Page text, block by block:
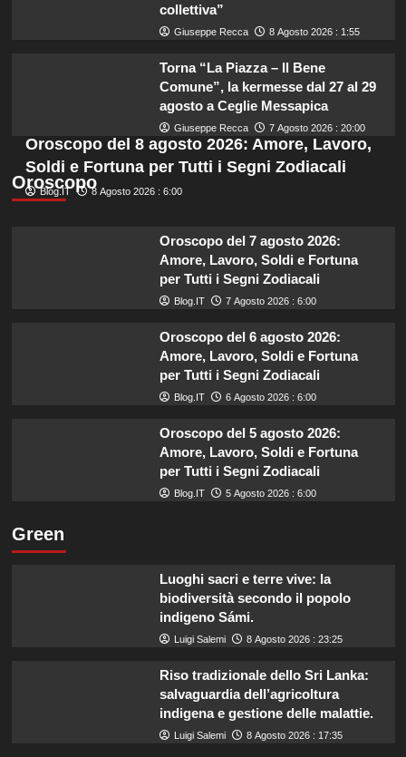
collettiva”
Giuseppe Recca 8 Agosto 2026 : 1:55
Torna “La Piazza – Il Bene
Comune”, la kermesse dal 27 al 29
agosto a Ceglie Messapica
Giuseppe Recca 7 Agosto 2026 : 20:00
Oroscopo
Oroscopo del 8 agosto 2026: Amore, Lavoro,
Soldi e Fortuna per Tutti i Segni Zodiacali
Blog.IT 8 Agosto 2026 : 6:00
Oroscopo del 7 agosto 2026:
Amore, Lavoro, Soldi e Fortuna
per Tutti i Segni Zodiacali
Blog.IT 7 Agosto 2026 : 6:00
Oroscopo del 6 agosto 2026:
Amore, Lavoro, Soldi e Fortuna
per Tutti i Segni Zodiacali
Blog.IT 6 Agosto 2026 : 6:00
Oroscopo del 5 agosto 2026:
Amore, Lavoro, Soldi e Fortuna
per Tutti i Segni Zodiacali
Blog.IT 5 Agosto 2026 : 6:00
Green
Luoghi sacri e terre vive: la
biodiversità secondo il popolo
indigeno Sámi.
Luigi Salemi 8 Agosto 2026 : 23:25
Riso tradizionale dello Sri Lanka:
salvaguardia dell’agricoltura
indigena e gestione delle malattie.
Luigi Salemi 8 Agosto 2026 : 17:35